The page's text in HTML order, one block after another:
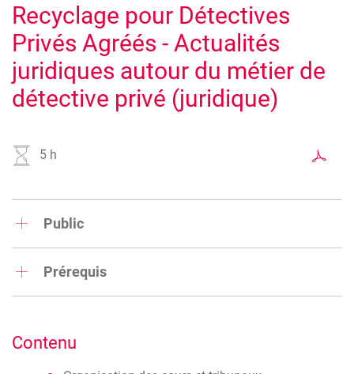
Recyclage pour Détectives
Privés Agréés - Actualités
juridiques autour du métier de
détective privé (juridique)
5 h
Public
MinistèrePrérequis
Contenu